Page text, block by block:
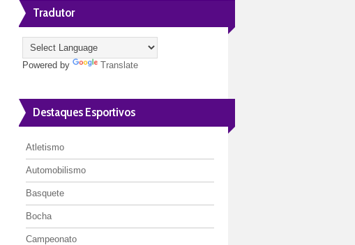
Tradutor
Powered by Translate
Destaques Esportivos
Atletismo
Automobilismo
Basquete
Bocha
Campeonato